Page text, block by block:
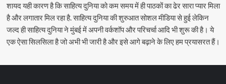
शायद यही कारण है कि साहित्य दुनिया को कम समय में ही पाठकों का ढेर सारा प्यार मिला
है और लगातार मिल रहा है. साहित्य दुनिया की शुरुआत सोशल मीडिया से हुई लेकिन
जल्द ही साहित्य दुनिया ने मुंबई में अपनी वर्कशॉप और परिचर्चा आदि भी शुरू की है। ये
एक ऐसा सिलसिला है जो अभी भी जारी है और इसे आगे बढ़ाने के लिए हम प्रयासरत हैं।